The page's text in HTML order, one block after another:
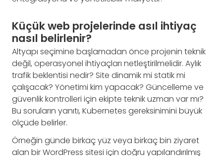
Küçük web projelerinde asıl ihtiyaç
nasıl belirlenir?
Altyapı seçimine başlamadan önce projenin teknik
değil, operasyonel ihtiyaçları netleştirilmelidir. Aylık
trafik beklentisi nedir? Site dinamik mi statik mi
çalışacak? Yönetimi kim yapacak? Güncelleme ve
güvenlik kontrolleri için ekipte teknik uzman var mı?
Bu soruların yanıtı, Kubernetes gereksinimini büyük
ölçüde belirler.
Örneğin günde birkaç yüz veya birkaç bin ziyaret
alan bir WordPress sitesi için doğru yapılandırılmış